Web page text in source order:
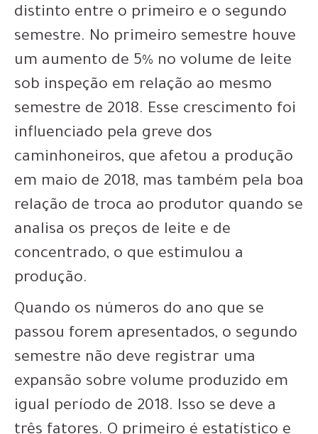
distinto entre o primeiro e o segundo
semestre. No primeiro semestre houve
um aumento de 5% no volume de leite
sob inspeção em relação ao mesmo
semestre de 2018. Esse crescimento foi
influenciado pela greve dos
caminhoneiros, que afetou a produção
em maio de 2018, mas também pela boa
relação de troca ao produtor quando se
analisa os preços de leite e de
concentrado, o que estimulou a
produção.
Quando os números do ano que se
passou forem apresentados, o segundo
semestre não deve registrar uma
expansão sobre volume produzido em
igual período de 2018. Isso se deve a